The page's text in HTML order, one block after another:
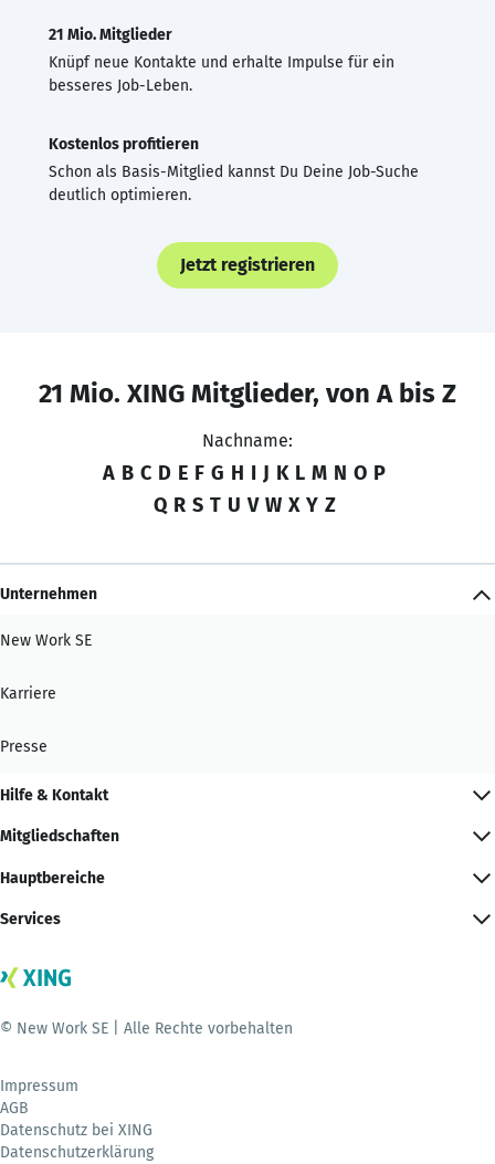
21 Mio. Mitglieder
Knüpf neue Kontakte und erhalte Impulse für ein
besseres Job-Leben.
Kostenlos profitieren
Schon als Basis-Mitglied kannst Du Deine Job-Suche
deutlich optimieren.
Jetzt registrieren
21 Mio. XING Mitglieder, von A bis Z
Nachname:
A B C D E F G H I J K L M N O P
Q R S T U V W X Y Z
Unternehmen
New Work SE
Karriere
Presse
Hilfe & Kontakt
Mitgliedschaften
Hauptbereiche
Services
© New Work SE | Alle Rechte vorbehalten
Impressum
AGB
Datenschutz bei XING
Datenschutzerklärung